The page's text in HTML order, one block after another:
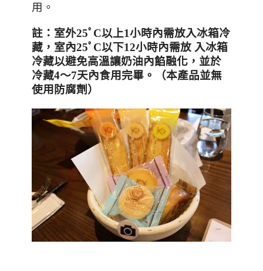
用。
註 ： 室外25ﾟ C以上1小時內需放入冰箱冷
藏，室內25ﾟ C以下12小時內需放 入冰箱
冷藏以避免高溫讓奶油內餡融化，並於
冷藏4～7天內食用完畢。（本產品並無
使用防腐劑）